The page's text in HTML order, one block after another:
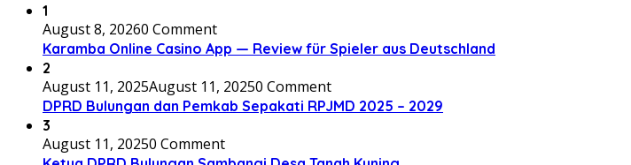
1
August 8, 20260 Comment
Karamba Online Casino App — Review für Spieler aus Deutschland
2
August 11, 2025August 11, 20250 Comment
DPRD Bulungan dan Pemkab Sepakati RPJMD 2025 – 2029
3
August 11, 20250 Comment